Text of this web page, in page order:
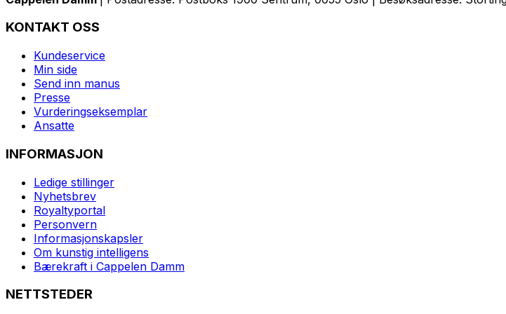
KONTAKT OSS
Kundeservice
Min side
Send inn manus
Presse
Vurderingseksemplar
Ansatte
INFORMASJON
Ledige stillinger
Nyhetsbrev
Royaltyportal
Personvern
Informasjonskapsler
Om kunstig intelligens
Bærekraft i Cappelen Damm
NETTSTEDER